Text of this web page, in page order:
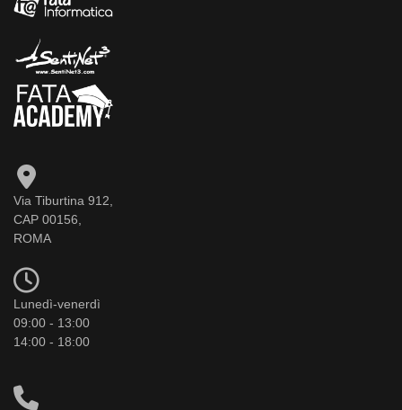
Via Tiburtina 912,
CAP 00156,
ROMA
Lunedì-venerdì
09:00 - 13:00
14:00 - 18:00